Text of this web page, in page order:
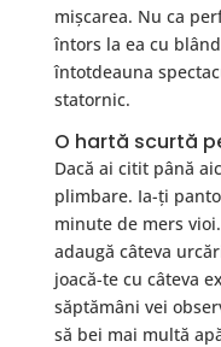
mișcarea. Nu ca
întors la ea cu
întotdeauna
statornic.
O hartă scurtă
Dacă ai citit până
plimbare. Ia-ți
minute de mers
adaugă câteva
joacă-te cu câteva
săptămâni vei
să bei mai multă